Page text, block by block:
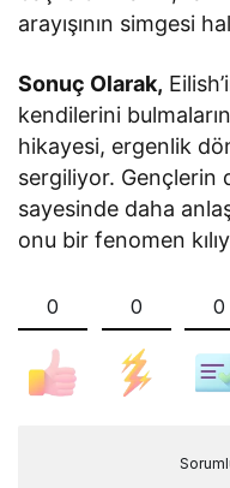
arayışının simgesi
Sonuç Olarak,
kendilerini
hikayesi, ergenlik
sergiliyor. Gençlerin
sayesinde daha
onu bir fenomen
0 0 0